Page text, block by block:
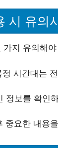
시 유의
지 유의해
정 시간대는
정보를 확인
중요한 내용